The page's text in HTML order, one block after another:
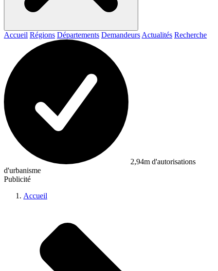
Accueil Régions Départements Demandeurs Actualités Recherche
2,94m d'autorisations
d'urbanisme
Publicité
Accueil